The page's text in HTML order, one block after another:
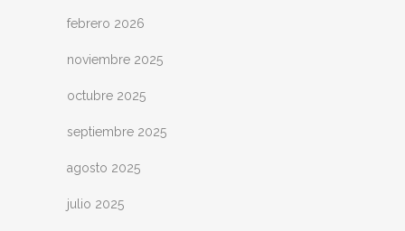
febrero 2026
noviembre 2025
octubre 2025
septiembre 2025
agosto 2025
julio 2025